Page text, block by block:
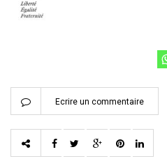
Ecrire un commentaire